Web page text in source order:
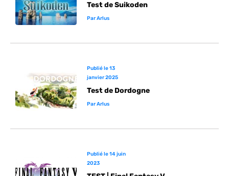
Test de Suikoden
ParArlus
Publié le13
janvier 2025
Test de Dordogne
ParArlus
Publié le14 juin
2023